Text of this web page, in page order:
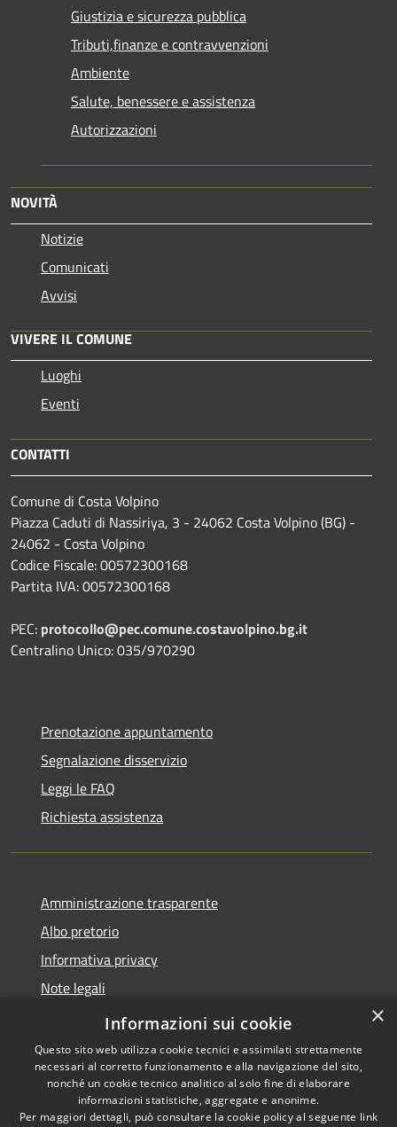
Giustizia e sicurezza pubblica
Tributi,finanze e contravvenzioni
Ambiente
Salute, benessere e assistenza
Autorizzazioni
NOVITÀ
Notizie
Comunicati
Avvisi
VIVERE IL COMUNE
Luoghi
Eventi
CONTATTI
Comune di Costa Volpino
Piazza Caduti di Nassiriya, 3 - 24062 Costa Volpino (BG) -
24062 - Costa Volpino
Codice Fiscale: 00572300168
Partita IVA: 00572300168
PEC: protocollo@pec.comune.costavolpino.bg.it
Centralino Unico: 035/970290
Prenotazione appuntamento
Segnalazione disservizio
Leggi le FAQ
Richiesta assistenza
Amministrazione trasparente
Albo pretorio
Informativa privacy
Note legali
Dichiarazione di accessibilità
Copyright © 2026 • Comune di
×
Informazioni sui cookie
Questo sito web utilizza cookie tecnici e assimilati strettamente
necessari al corretto funzionamento e alla navigazione del sito,
nonché un cookie tecnico analitico al solo fine di elaborare
informazioni statistiche, aggregate e anonime.
Per maggiori dettagli, può consultare la cookie policy al seguente link